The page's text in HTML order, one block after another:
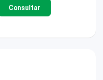
Consultar